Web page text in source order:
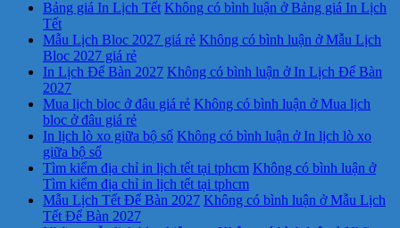
Bảng giá In Lịch Tết Không có bình luận ở Bảng giá In Lịch
Tết
Mẫu Lịch Bloc 2027 giá rẻ Không có bình luận ở Mẫu Lịch
Bloc 2027 giá rẻ
In Lịch Để Bàn 2027 Không có bình luận ở In Lịch Để Bàn
2027
Mua lịch bloc ở đâu giá rẻ Không có bình luận ở Mua lịch
bloc ở đâu giá rẻ
In lịch lò xo giữa bộ số Không có bình luận ở In lịch lò xo
giữa bộ số
Tìm kiếm địa chỉ in lịch tết tại tphcm Không có bình luận ở
Tìm kiếm địa chỉ in lịch tết tại tphcm
Mẫu Lịch Tết Để Bàn 2027 Không có bình luận ở Mẫu Lịch
Tết Để Bàn 2027